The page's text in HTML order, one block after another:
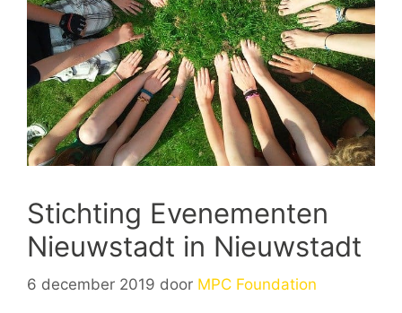
Stichting Evenementen
Nieuwstadt in Nieuwstadt
6 december 2019 door MPC Foundation